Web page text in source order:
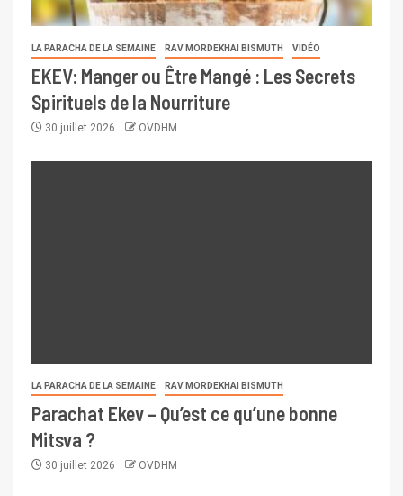
LA PARACHA DE LA SEMAINE RAV MORDEKHAI BISMUTH VIDÉO
EKEV: Manger ou Être Mangé : Les Secrets
Spirituels de la Nourriture
30 juillet 2026 OVDHM
LA PARACHA DE LA SEMAINE RAV MORDEKHAI BISMUTH
Parachat Ekev – Qu’est ce qu’une bonne
Mitsva ?
30 juillet 2026 OVDHM